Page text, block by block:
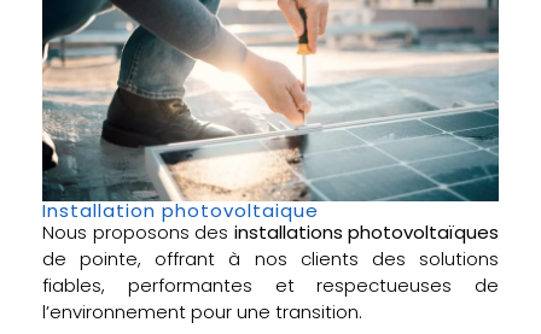
Installation photovoltaique
Nous proposons des installations photovoltaïques
de pointe, offrant à nos clients des solutions
fiables, performantes et respectueuses de
l’environnement pour une transition.